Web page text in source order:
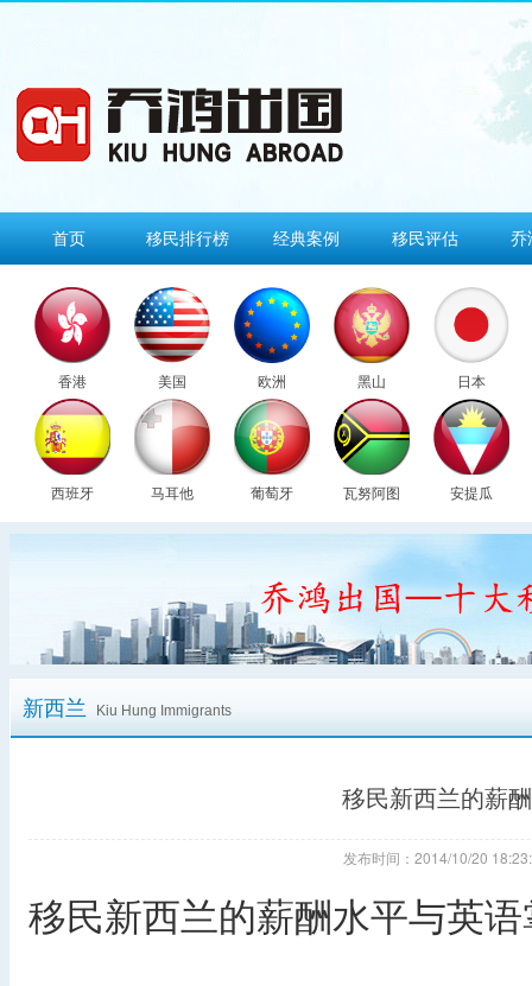
首页 移民排行榜 经典案例 移民评估 乔
香港 美国 欧洲 黑山 日本
西班牙 马耳他 葡萄牙 瓦努阿图 安提瓜
新西兰 Kiu Hung Immigrants
移民新西兰的薪
发布时间：2014/10/20
移民新西兰的薪酬水平与英